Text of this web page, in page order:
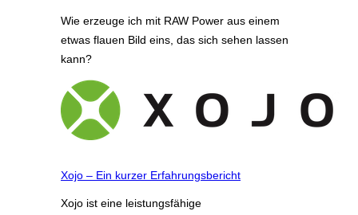
Wie erzeuge ich mit RAW Power aus einem
etwas flauen Bild eins, das sich sehen lassen
kann?
Xojo – Ein kurzer Erfahrungsbericht
Xojo ist eine leistungsfähige